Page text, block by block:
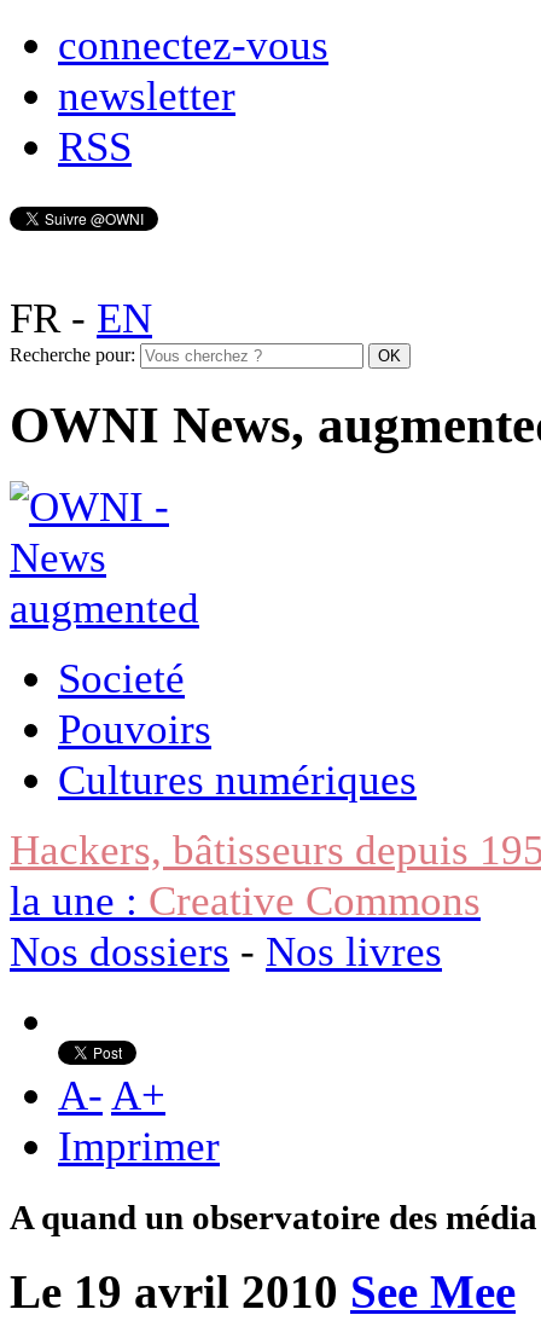
connectez-vous
newsletter
RSS
FR- EN
Recherche pour:
OWNI News,
Societé
Pouvoirs
Cultures numériques
Hackers, bâtisseurs depuis
la une : Creative Commons
Nos dossiers - Nos livres
A- A+
Imprimer
A quand un observatoire des
Le 19 avril 2010 See Mee